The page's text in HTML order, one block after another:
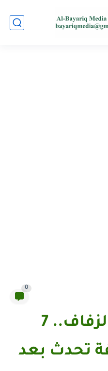
0
أحزان ما بعد الزفاف.. 7
تحدث بعد